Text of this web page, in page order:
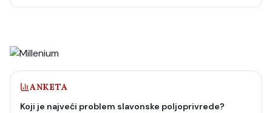
ANKETA
Koji je najveći problem slavonske poljoprivrede?